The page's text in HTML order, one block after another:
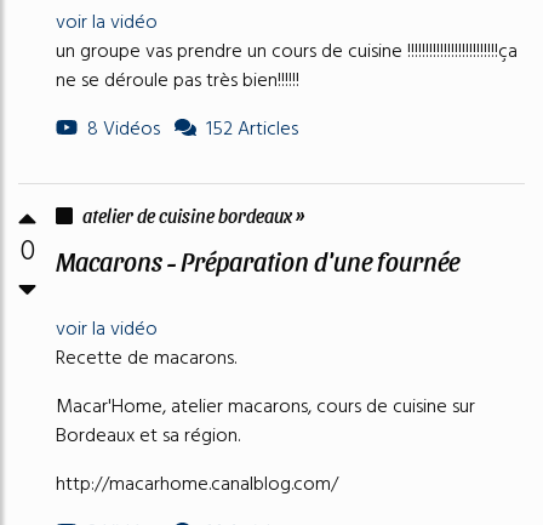
voir la vidéo
un groupe vas prendre un cours de cuisine !!!!!!!!!!!!!!!!!!!!!!!!!ça
ne se déroule pas très bien!!!!!!
8 Vidéos
152 Articles
0
atelier de cuisine bordeaux »
Macarons - Préparation d'une fournée
voir la vidéo
Recette de macarons.
Macar'Home, atelier macarons, cours de cuisine sur
Bordeaux et sa région.
http://macarhome.canalblog.com/